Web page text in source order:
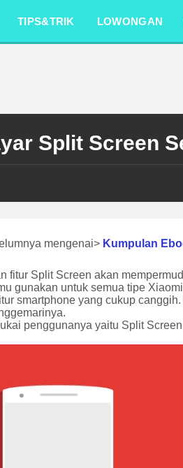
TIPS&TRIK LOWONGAN
Split Screen
mengenai> Kumpulan
fitur Split Screen akan
gunakan untuk semua tipe
smartphone yang cukup
penggunanya yaitu Split